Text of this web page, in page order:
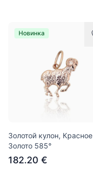
Новинка
Золотой кулон, Красное
Золото 585°
182.20 €